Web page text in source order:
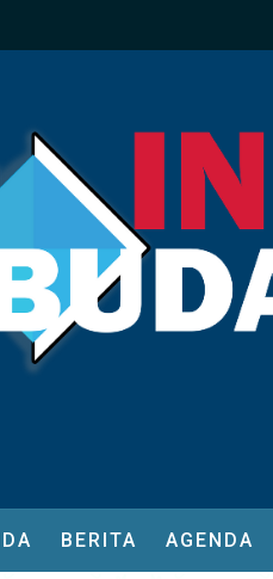
BERITA AGENDA